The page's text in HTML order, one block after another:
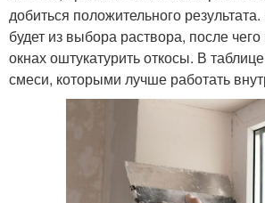
добиться положительного
будет из выбора раствора, после чего
окнах оштукатурить откосы. В
смеси, которыми лучше работать